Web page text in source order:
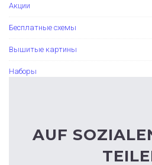
Акции
Бесплатные схемы
Вышитые картины
Наборы
AUF